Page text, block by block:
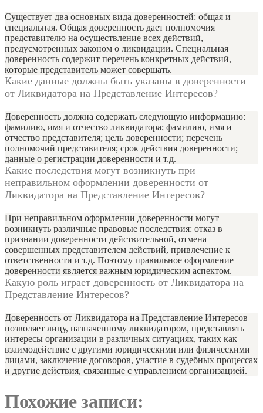
Существует два основных вида доверенностей: общая и
специальная. Общая доверенность дает полномочия
представителю на осуществление всех действий,
предусмотренных законом о ликвидации. Специальная
доверенность содержит перечень конкретных действий,
которые представитель может совершать.
Какие данные должны быть указаны в доверенности
от Ликвидатора на Представление Интересов?
Доверенность должна содержать следующую информацию:
фамилию, имя и отчество ликвидатора; фамилию, имя и
отчество представителя; цель доверенности; перечень
полномочий представителя; срок действия доверенности;
данные о регистрации доверенности и т.д.
Какие последствия могут возникнуть при
неправильном оформлении доверенности от
Ликвидатора на Представление Интересов?
При неправильном оформлении доверенности могут
возникнуть различные правовые последствия: отказ в
признании доверенности действительной, отмена
совершенных представителем действий, привлечение к
ответственности и т.д. Поэтому правильное оформление
доверенности является важным юридическим аспектом.
Какую роль играет доверенность от Ликвидатора на
Представление Интересов?
Доверенность от Ликвидатора на Представление Интересов
позволяет лицу, назначенному ликвидатором, представлять
интересы организации в различных ситуациях, таких как
взаимодействие с другими юридическими или физическими
лицами, заключение договоров, участие в судебных процессах
и другие действия, связанные с управлением организацией.
Похожие записи: